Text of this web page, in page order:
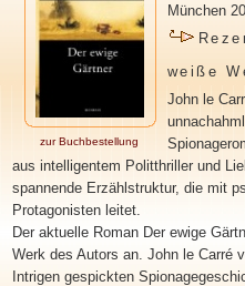
zur Buchbestellung
München
weiße
John le
aus intelligentem Politthriller und
spannende Erzählstruktur, die mit
Protagonisten leitet.
Der aktuelle Roman Der ewige
Werk des Autors an. John le Carré
Intrigen gespickten